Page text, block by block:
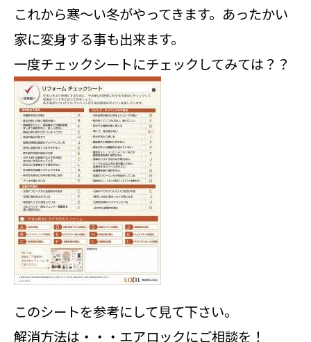
これから寒～い冬がやってきます。あったかい
家に変身する事も出来ます。
一度チェックシートにチェックしてみては？？
このシートを参考にして見て下さい。
解消方法は・・・エアロックにご相談を！